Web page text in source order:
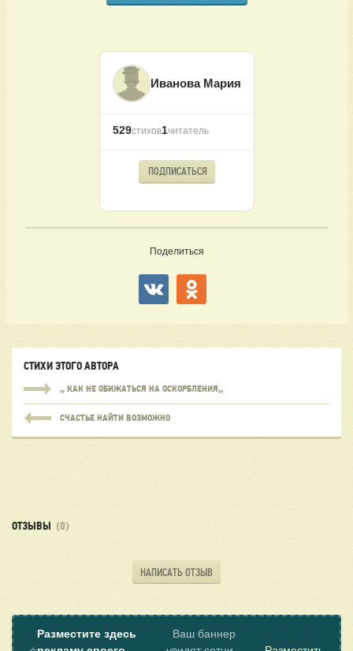
Иванова Мария
529стихов1читатель
ПОДПИСАТЬСЯ
Поделиться
СТИХИ ЭТОГО АВТОРА
,, КАК НЕ ОБИЖАТЬСЯ НА ОСКОРБЛЕНИЯ,,
СЧАСТЬЕ НАЙТИ ВОЗМОЖНО
ОТЗЫВЫ (0)
НАПИСАТЬ ОТЗЫВ
Разместите здесь
Ваш баннер